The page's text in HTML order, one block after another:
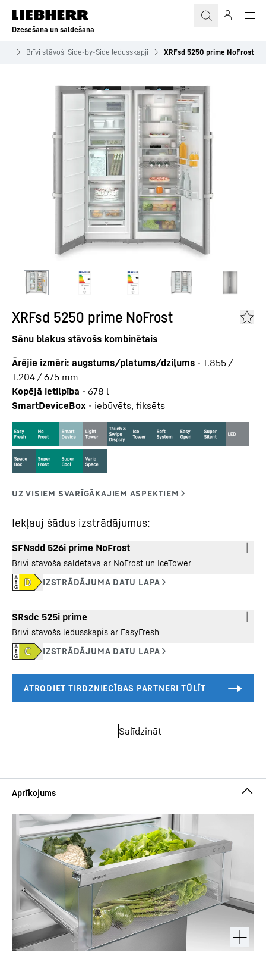
Dzesēšana un saldēšana
Brīvi stāvoši Side-by-Side ledusskapji XRFsd 5250 prime NoFrost
XRFsd 5250 prime NoFrost
Sānu blakus stāvošs kombinētais
Ārējie izmēri: augstums/platums/dziļums - 1.855 /
1.204 / 675 mm
Kopējā ietilpība - 678 l
SmartDeviceBox - iebūvēts, fiksēts
Iekļauj šādus izstrādājumus:
SFNsdd 526i prime NoFrost
Brīvi stāvoša saldētava ar NoFrost un IceTower
/ 67,5 cm
Kopējā ietilpība-277 l
SRsdc 525i prime
Brīvi stāvošs ledusskapis ar EasyFresh
Ārējie izmēri: augstums/platums/dziļums-185,5 / 59,7
/ 67,5 cm
Kopējā ietilpība-401 l
Salīdzināt